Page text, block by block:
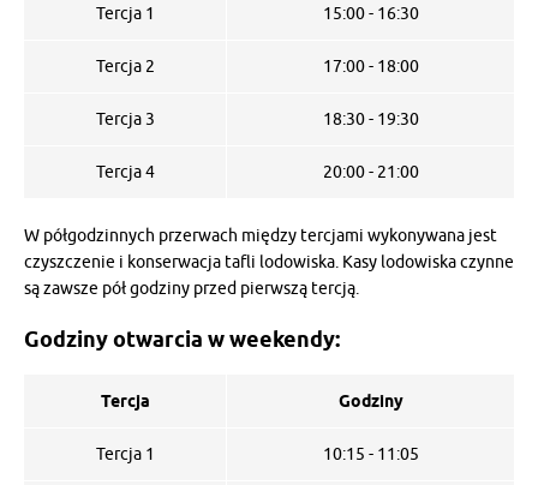
Tercja 1 15:00 - 16:30
Tercja 2 17:00 - 18:00
Tercja 3 18:30 - 19:30
Tercja 4 20:00 - 21:00
W półgodzinnych przerwach między tercjami wykonywana jest
czyszczenie i konserwacja tafli lodowiska. Kasy lodowiska czynne
są zawsze pół godziny przed pierwszą tercją.
Godziny otwarcia w weekendy:
Tercja Godziny
Tercja 1 10:15 - 11:05